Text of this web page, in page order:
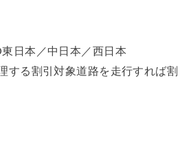
日本／中日本／西日本
する割引対象道路を走行すれば割